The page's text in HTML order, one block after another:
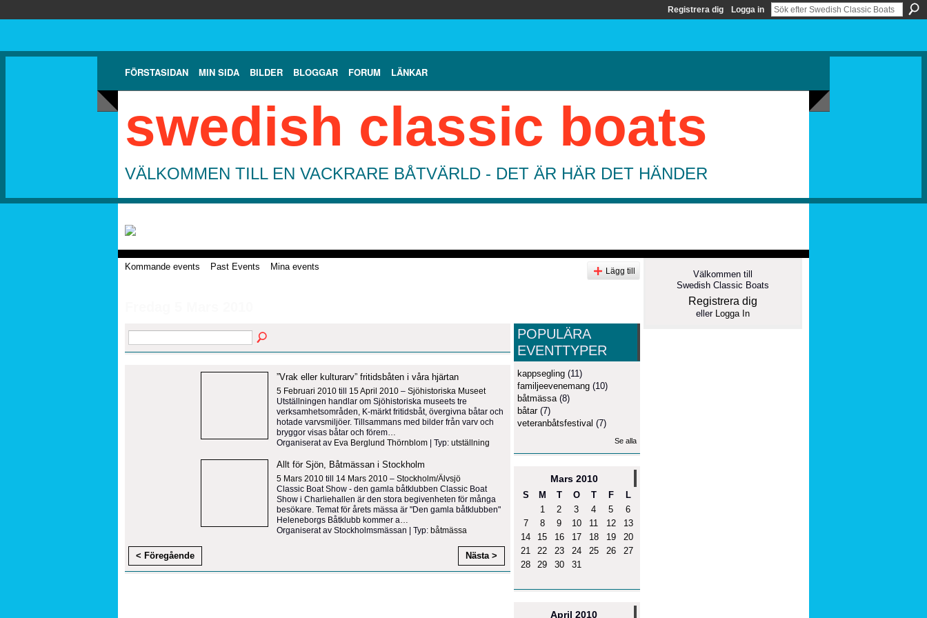
Registrera dig Logga in
FÖRSTASIDAN MIN SIDA BILDER BLOGGAR FORUM LÄNKAR
swedish classic boats
VÄLKOMMEN TILL EN VACKRARE BÅTVÄRLD - DET ÄR HÄR DET HÄNDER
Kommande events Past Events Mina events Lägg till
”Vrak eller kulturarv” fritidsbåten i våra hjärtan
5 Februari 2010 till 15 April 2010 – Sjöhistoriska Museet
Utställningen handlar om Sjöhistoriska museets tre
verksamhetsområden, K-märkt fritidsbåt, övergivna båtar och
hotade varvsmiljöer. Tillsammans med bilder från varv och
bryggor visas båtar och förem…
Organiserat av Eva Berglund Thörnblom | Typ: utställning
Allt för Sjön, Båtmässan i Stockholm
5 Mars 2010 till 14 Mars 2010 – Stockholm/Älvsjö
Classic Boat Show - den gamla båtklubben Classic Boat
Show i Charliehallen är den stora begivenheten för många
besökare. Temat för årets mässa är "Den gamla båtklubben"
Heleneborgs Båtklubb kommer a…
Organiserat av Stockholmsmässan | Typ: båtmässa
< Föregående Nästa >
POPULÄRA
EVENTTYPER
kappsegling (11)
familjeevenemang (10)
båtmässa (8)
båtar(7)
veteranbåtsfestival (7)
Se alla
Mars 2010
S M T O T F
L
1
2 3 4 5
6
7
8 9 10 11 12
13
14
15 16 17 18 19
20
21
22 23 24 25 26
27
28
29 30 31
April 2010
Välkommen till
Swedish Classic Boats
Registrera dig
eller Logga In